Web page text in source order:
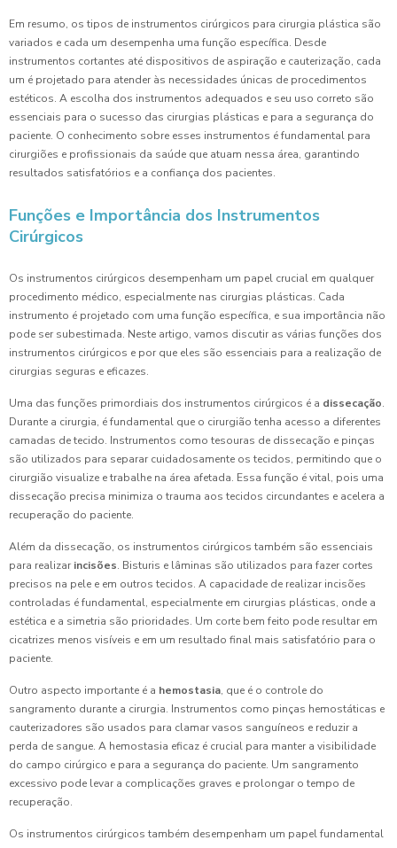
Em resumo, os tipos de instrumentos cirúrgicos para cirurgia plástica são
variados e cada um desempenha uma função específica. Desde
instrumentos cortantes até dispositivos de aspiração e cauterização, cada
um é projetado para atender às necessidades únicas de procedimentos
estéticos. A escolha dos instrumentos adequados e seu uso correto são
essenciais para o sucesso das cirurgias plásticas e para a segurança do
paciente. O conhecimento sobre esses instrumentos é fundamental para
cirurgiões e profissionais da saúde que atuam nessa área, garantindo
resultados satisfatórios e a confiança dos pacientes.
Funções e Importância dos Instrumentos
Cirúrgicos
Os instrumentos cirúrgicos desempenham um papel crucial em qualquer
procedimento médico, especialmente nas cirurgias plásticas. Cada
instrumento é projetado com uma função específica, e sua importância não
pode ser subestimada. Neste artigo, vamos discutir as várias funções dos
instrumentos cirúrgicos e por que eles são essenciais para a realização de
cirurgias seguras e eficazes.
Uma das funções primordiais dos instrumentos cirúrgicos é a dissecação.
Durante a cirurgia, é fundamental que o cirurgião tenha acesso a diferentes
camadas de tecido. Instrumentos como tesouras de dissecação e pinças
são utilizados para separar cuidadosamente os tecidos, permitindo que o
cirurgião visualize e trabalhe na área afetada. Essa função é vital, pois uma
dissecação precisa minimiza o trauma aos tecidos circundantes e acelera a
recuperação do paciente.
Além da dissecação, os instrumentos cirúrgicos também são essenciais
para realizar incisões. Bisturis e lâminas são utilizados para fazer cortes
precisos na pele e em outros tecidos. A capacidade de realizar incisões
controladas é fundamental, especialmente em cirurgias plásticas, onde a
estética e a simetria são prioridades. Um corte bem feito pode resultar em
cicatrizes menos visíveis e em um resultado final mais satisfatório para o
paciente.
Outro aspecto importante é a hemostasia, que é o controle do
sangramento durante a cirurgia. Instrumentos como pinças hemostáticas e
cauterizadores são usados para clamar vasos sanguíneos e reduzir a
perda de sangue. A hemostasia eficaz é crucial para manter a visibilidade
do campo cirúrgico e para a segurança do paciente. Um sangramento
excessivo pode levar a complicações graves e prolongar o tempo de
recuperação.
Os instrumentos cirúrgicos também desempenham um papel fundamental